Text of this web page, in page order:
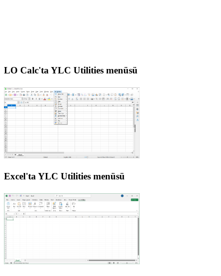
LO Calc'ta YLC Utilities menüsü
Excel'ta YLC Utilities menüsü